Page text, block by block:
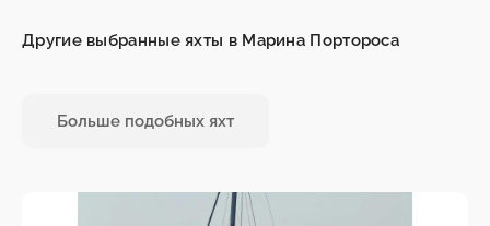
Другие выбранные яхты в Марина Портороса
Больше подобных яхт